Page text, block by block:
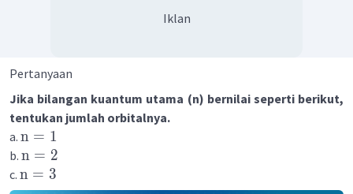
Iklan
Pertanyaan
Jika bilangan kuantum utama (n) bernilai seperti berikut,
tentukan jumlah orbitalnya.
a. n = 1
b. n = 2
c. n = 3